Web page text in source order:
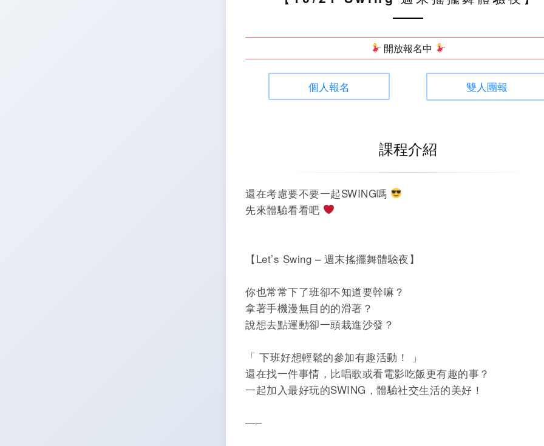
開放報名中
個人報名 雙人團報
課程介紹
還在考慮要不要一起SWING嗎
先來體驗看看吧
【Let’s Swing – 週末搖擺舞體驗夜】
你也常常下了班卻不知道要幹嘛？
拿著手機漫無目的的滑著？
說想去點運動卻一頭栽進沙發？
「 下班好想輕鬆的參加有趣活動！ 」
還在找一件事情，比唱歌或看電影吃飯更有趣的事？
一起加入最好玩的SWING，體驗社交生活的美好！
—–